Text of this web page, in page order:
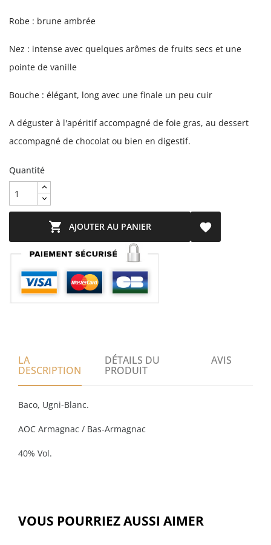
Robe : brune ambrée
Nez : intense avec quelques arômes de fruits secs et une
pointe de vanille
Bouche : élégant, long avec une finale un peu cuir
A déguster à l'apéritif accompagné de foie gras, au dessert
accompagné de chocolat ou bien en digestif.
Quantité
 AJOUTER AU PANIER 
LA
DESCRIPTION
DÉTAILS DU
PRODUIT
AVIS
Baco, Ugni-Blanc.
AOC Armagnac / Bas-Armagnac
40% Vol.
VOUS POURRIEZ AUSSI AIMER